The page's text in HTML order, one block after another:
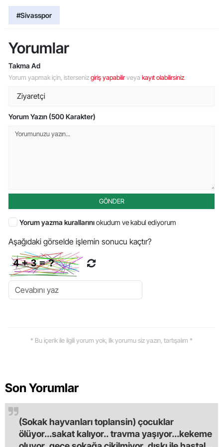
#Sivasspor
Yorumlar
Takma Ad
Yorum yapmak için, istersenizgiriş yapabilirveya kayıt olabilirsiniz.
Yorum Yazın (500 Karakter)
GÖNDER
Yorum yazma kurallarınıokudum ve kabul ediyorum
Aşağıdaki görselde işlemin sonucu kaçtır?
* Bu içerik ile ilgili yorum yok, ilk yorumu siz yazın, tartışalım *
Son Yorumlar
(Sokak hayvanları toplansin) çocuklar
ölüyor...sakat kalıyor.. travma yaşıyor...kekeme